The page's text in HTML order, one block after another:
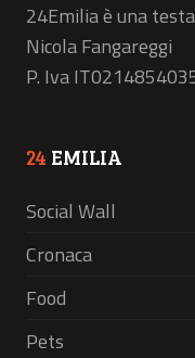
24Emilia è una
Nicola Fangareggi
P. Iva
24 EMILIA
Social Wall
Cronaca
Food
Pets